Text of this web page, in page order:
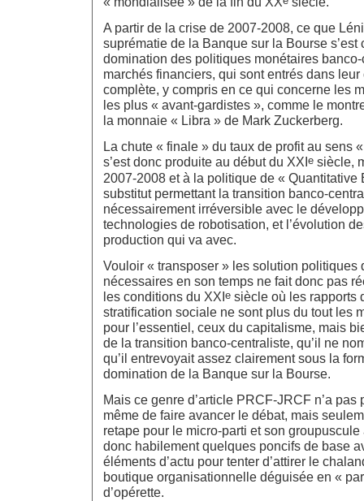
A partir de la crise de 2007-2008, ce que
suprématie de la Banque sur la Bourse s’est
domination des politiques monétaires
marchés financiers, qui sont entrés dans
complète, y compris en ce qui concerne les
les plus « avant-gardistes », comme le
la monnaie « Libra » de Mark Zuckerberg.
La chute « finale » du taux de profit au sens
s’est donc produite au début du XXI e siècle,
2007-2008 et à la politique de « Quantitative
substitut permettant la transition banco-
nécessairement irréversible avec le
technologies de robotisation, et l’évolution
production qui va avec.
Vouloir « transposer » les solution politiques
nécessaires en son temps ne fait donc pas
les conditions du XXIe siècle où les rapports
stratification sociale ne sont plus du tout les
pour l’essentiel, ceux du capitalisme, mais
de la transition banco-centraliste, qu’il ne
qu’il entrevoyait assez clairement sous la
domination de la Banque sur la Bourse.
Mais ce genre d’article PRCF-JRCF n’a pas
même de faire avancer le débat, mais
retape pour le micro-parti et son
donc habilement quelques poncifs de base
éléments d’actu pour tenter d’attirer le
boutique organisationnelle déguisée en «
d’opérette.